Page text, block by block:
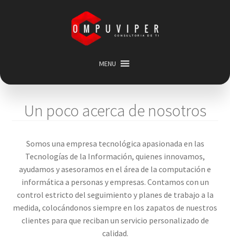
Saltar
navegación
contenido
MENU
Inicio
Categorias
Expandir
menú
Carrito
Mi cuenta
Acerca de
Un poco acerca de nosotros
Somos una empresa tecnológica apasionada en las
Tecnologías de la Información, quienes innovamos,
ayudamos y asesoramos en el área de la computación e
informática a personas y empresas. Contamos con un
control estricto del seguimiento y planes de trabajo a la
medida, colocándonos siempre en los zapatos de nuestros
clientes para que reciban un servicio personalizado de
calidad.